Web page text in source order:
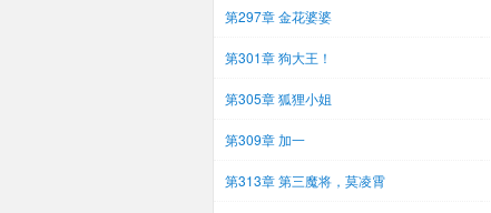
第297章 金花婆婆
第301章 狗大王！
第305章 狐狸小姐
第309章 加一
第313章 第三魔将，莫凌霄